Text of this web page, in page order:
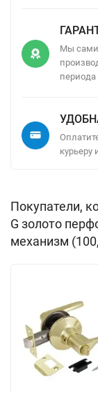
Мы сами
периода
курьеру
Покупатели,
G золото
механизм